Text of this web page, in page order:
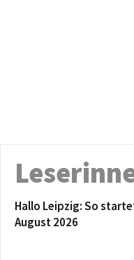
Hallo Leipzig: So
August 2026